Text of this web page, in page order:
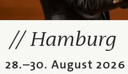
Hamburg
28.–30. August 2026